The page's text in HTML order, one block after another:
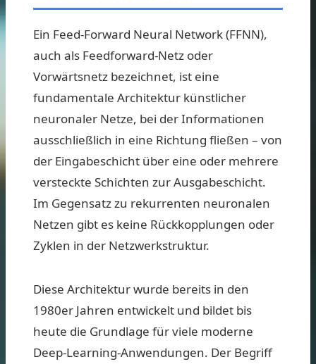
Ein Feed-Forward Neural Network (FFNN),
auch als Feedforward-Netz oder
Vorwärtsnetz bezeichnet, ist eine
fundamentale Architektur künstlicher
neuronaler Netze, bei der Informationen
ausschließlich in eine Richtung fließen – von
der Eingabeschicht über eine oder mehrere
versteckte Schichten zur Ausgabeschicht.
Im Gegensatz zu rekurrenten neuronalen
Netzen gibt es keine Rückkopplungen oder
Zyklen in der Netzwerkstruktur.
Diese Architektur wurde bereits in den
1980er Jahren entwickelt und bildet bis
heute die Grundlage für viele moderne
Deep-Learning-Anwendungen. Der Begriff